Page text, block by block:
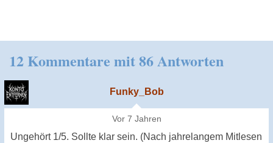
12 Kommentare mit 86 Antworten
Funky_Bob
Vor 7 Jahren
Ungehört 1/5. Sollte klar sein. (Nach jahrelangem Mitlesen